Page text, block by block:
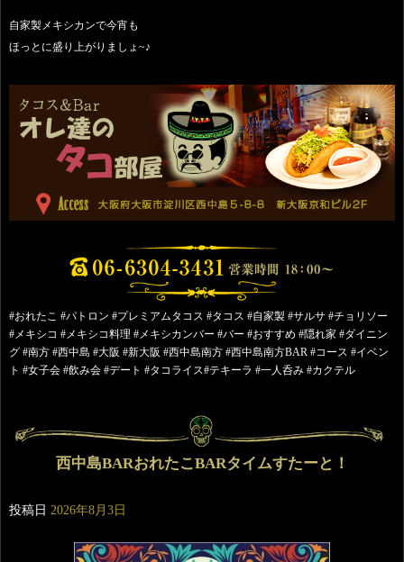
自家製メキシカンで今宵も
ほっとに盛り上がりましょ~♪
#おれたこ #パトロン #プレミアムタコス #タコス #自家製 #サルサ #チョリソー
#メキシコ #メキシコ料理 #メキシカンバー #バー #おすすめ #隠れ家 #ダイニン
グ #南方 #西中島 #大阪 #新大阪 #西中島南方 #西中島南方BAR #コース #イベン
ト #女子会 #飲み会 #デート #タコライス#テキーラ #一人呑み #カクテル
西中島BARおれたこBARタイムすたーと！
投稿日 2026年8月3日